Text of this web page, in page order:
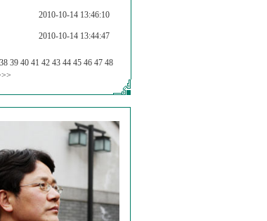
2010-10-14 13:46:10
2010-10-14 13:44:47
38 39 40 41 42 43 44 45 46 47 48